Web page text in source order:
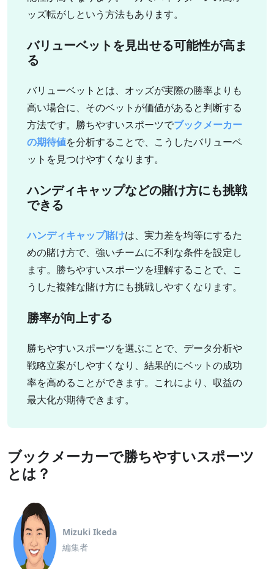
ッズ転がしという方法もあります。
バリューベットを見出せる可能性が高ま
る
バリューベットとは、オッズが実際の勝率よりも
高い場合に、そのベットが価値があると判断する
方法です。勝ちやすいスポーツでブックメーカー
の期待値を分析することで、こうしたバリューベ
ットを見つけやすくなります。
ハンディキャップなどの賭け方にも挑戦
できる
ハンディキャップ賭けは、実力差を均等にするた
めの賭け方で、強いチームに不利な条件を設定し
ます。勝ちやすいスポーツを理解することで、こ
うした複雑な賭け方にも挑戦しやすくなります。
勝率が向上する
勝ちやすいスポーツを選ぶことで、データ分析や
戦略立案がしやすくなり、結果的にベットの成功
率を高めることができます。これにより、収益の
最大化が期待できます。
ブックメーカーで勝ちやすいスポーツ
とは？
Mizuki Ikeda
編集者